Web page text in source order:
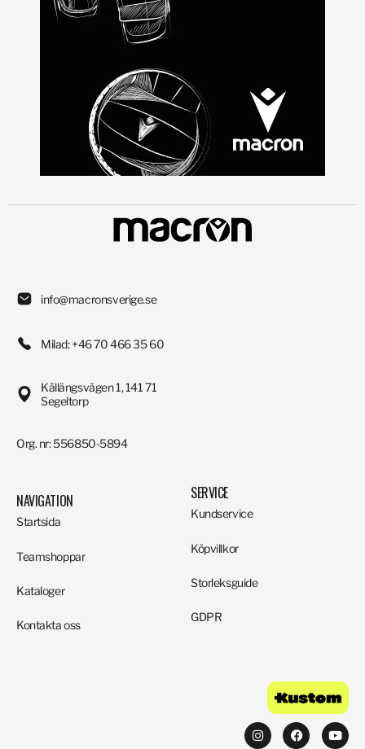
info@macronsverige.se
Milad: +46 70 466 35 60
Källängsvägen 1, 141 71
Segeltorp
Org. nr: 556850-5894
NAVIGATION
Startsida
Teamshoppar
Kataloger
Kontakta oss
SERVICE
Kundservice
Köpvillkor
Storleksguide
GDPR